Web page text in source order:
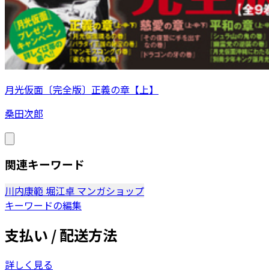
月光仮面〔完全版〕正義の章【上】
桑田次郎
関連キーワード
川内康範 堀江卓 マンガショップ
キーワードの編集
支払い / 配送方法
詳しく見る